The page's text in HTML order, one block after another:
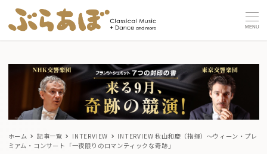
MENU
ホーム 記事一覧 INTERVIEW
INTERVIEW 秋山和慶（指揮）〜ウィーン・プレ
ミアム・コンサート「一夜限りのロマンティックな奇跡」